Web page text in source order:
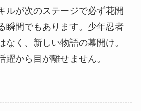
ルが次のステージで必ず花開
瞬間でもあります。少年忍者
なく、新しい物語の幕開け。
躍から目が離せません。